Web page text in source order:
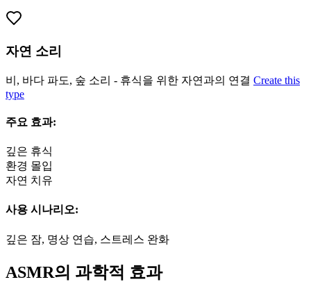
자연 소리
비, 바다 파도, 숲 소리 - 휴식을 위한 자연과의 연결 Create this
type
주요 효과:
깊은 휴식
환경 몰입
자연 치유
사용 시나리오:
깊은 잠, 명상 연습, 스트레스 완화
ASMR의 과학적 효과